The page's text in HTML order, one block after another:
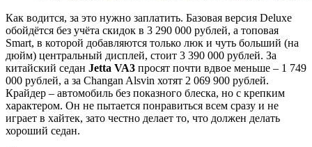
Как водится, за это нужно заплатить. Базовая версия Deluxe
обойдётся без учёта скидок в 3 290 000 рублей, а топовая
Smart, в которой добавляются только люк и чуть больший (на
дюйм) центральный дисплей, стоит 3 390 000 рублей. За
китайский седан Jetta VA3 просят почти вдвое меньше – 1 749
000 рублей, а за Changan Alsvin хотят 2 069 900 рублей.
Крайдер – автомобиль без показного блеска, но с крепким
характером. Он не пытается понравиться всем сразу и не
играет в хайтек, зато честно делает то, что должен делать
хороший седан.